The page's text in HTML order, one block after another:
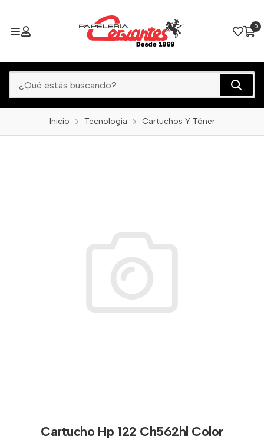
0
Inicio Tecnologia Cartuchos Y Tóner
Cartucho Hp 122 Ch562hl Color